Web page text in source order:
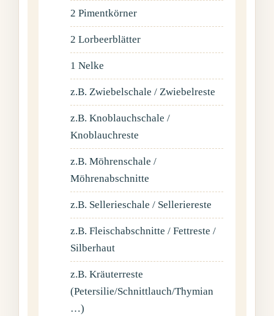
2 Pimentkörner
2 Lorbeerblätter
1 Nelke
z.B. Zwiebelschale / Zwiebelreste
z.B. Knoblauchschale /
Knoblauchreste
z.B. Möhrenschale /
Möhrenabschnitte
z.B. Sellerieschale / Selleriereste
z.B. Fleischabschnitte / Fettreste /
Silberhaut
z.B. Kräuterreste
(Petersilie/Schnittlauch/Thymian
…)